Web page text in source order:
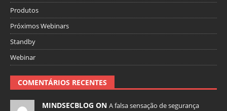
Produtos
Próximos Webinars
Standby
Webinar
COMENTÁRIOS RECENTES
MINDSECBLOG ON A falsa sensação de segurança